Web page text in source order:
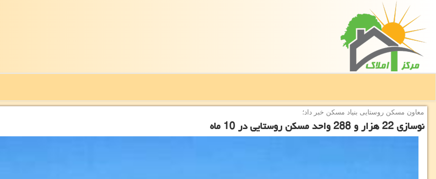
معاون مسكن روستایی بنیاد مسكن خبر داد؛
نوسازی 22 هزار و 288 واحد مسکن روستایی در 10 ماه